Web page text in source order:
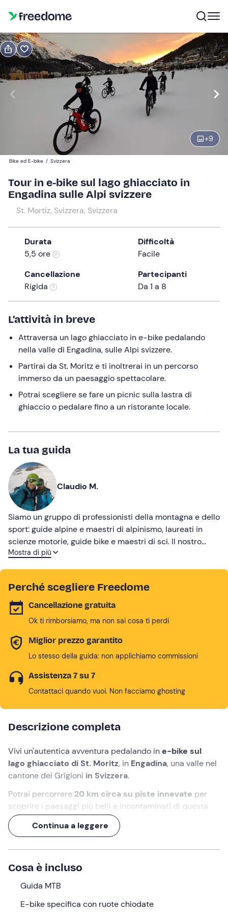
+9
Prenota Regala
Navigate
the
and
select
date.
Press
question
get
the
keyboard
shortcuts
changing
dates.
Partecipanti
400 €
1
Bike ed E-bike / Svizzera
Tour in e-bike sul lago ghiacciato in
Engadina sulle Alpi svizzere
St. Mortiz, Svizzera, Svizzera
Durata
5,5 ore
Difficoltà
Facile
Cancellazione
Rigida
Partecipanti
Da 1 a 8
L’attività in breve
Attraversa un lago ghiacciato in e-bike pedalando
nella valle di Engadina, sulle Alpi svizzere.
Partirai da St. Moritz e ti inoltrerai in un percorso
immerso da un paesaggio spettacolare.
Potrai scegliere se fare un picnic sulla lastra di
ghiaccio o pedalare fino a un ristorante locale.
La tua guida
Claudio M.
Siamo un gruppo di professionisti della montagna e dello
sport: guide alpine e maestri di alpinismo, laureati in
scienze motorie, guide bike e maestri di sci. Il nostro
obiettivo è far vivere la montagna e l'ambiente naturale
Mostra di più
Perché scegliere Freedome
Cancellazione gratuita
Ok ti rimborsiamo, ma non sai cosa ti perdi
Miglior prezzo garantito
Lo stesso della guida: non applichiamo commissioni
Assistenza 7 su 7
Contattaci quando vuoi. Non facciamo ghosting
Descrizione completa
Vivi un'autentica avventura pedalando ine-bike sul
lago ghiacciato di St. Moritz, in Engadina, una valle nel
cantone dei Grigioni in Svizzera.
Potrai percorrere 20 km circa su piste innevate per
scoprire i paesaggi più belli e incontaminati di questa
valle dove splende quasi sempre il sole
Pedalare su un ghiacciaioè un'esperienza unica e
adrenalinica. Non puoi perderti l'occasione di provare il
brivido di attraversare una lastra di ghiaccio!
Cosa faremo
Ci ritroveremo alle St. Moritz - Dorf
incontreremo la nostra guida e dopo le dovute
Continua a leggere
Cosa è incluso
Guida MTB
E-bike specifica con ruote chiodate